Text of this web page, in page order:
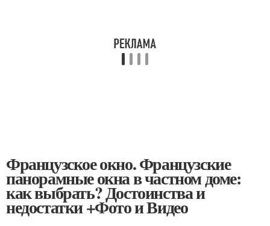
Французское окно. Французские
панорамные окна в частном доме:
как выбрать? Достоинства и
недостатки +Фото и Видео